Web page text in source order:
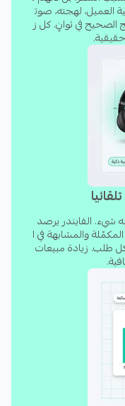
البيعة حتى وأنت
تعرض المنتج
قيمة السلة تلقائياً.
أين تخسر إيراداتك،
الفرص الضائعة.
على سلة.
بالفعل.
الذكاء
الأول.
الاستخدام، بلا
فعّل الحلول
العميل، لهجته، صوت
الصحيح في ثوانٍ. كل ز
شيء. الفايندر يرصد
والمشابهة في ا
طلب. زيادة مبيعات